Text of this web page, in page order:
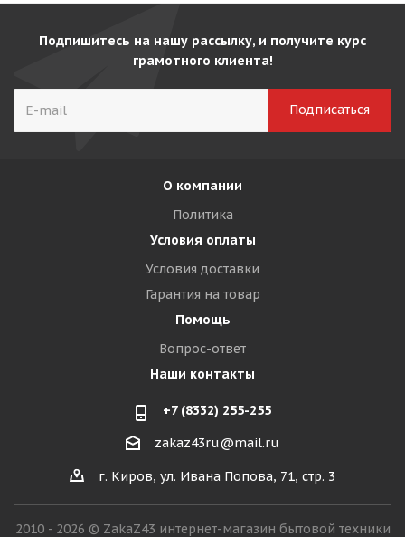
Подпишитесь на нашу рассылку, и получите курс
грамотного клиента!
О компании
Политика
Условия оплаты
Условия доставки
Гарантия на товар
Помощь
Вопрос-ответ
Наши контакты
+7 (8332) 255-255
zakaz43ru@mail.ru
г. Киров, ул. Ивана Попова, 71, стр. 3
2010 - 2026 © ZakaZ43 интернет-магазин бытовой техники